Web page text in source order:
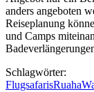
anders angeboten
Reiseplanung
und Camps
Schlagwörter:
FlugsafarisRuaha